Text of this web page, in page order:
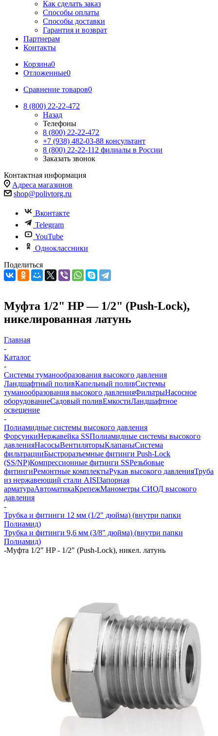
Как сделать заказ
Способы оплаты
Способы доставки
Гарантия и возврат
Партнерам
Контакты
Корзина0
Отложенные0
Сравнение товаров0
8 (800) 22-22-472
Назад
Телефоны
8 (800) 22-22-472
+7 (938) 482-03-88 консультант
8 (800) 22-22-112 филиалы в России
Заказать звонок
Контактная информация
Адреса магазинов
shop@polivtorg.ru
Вконтакте
Telegram
YouTube
Одноклассники
Поделиться
Муфта 1/2" HP — 1/2" (Push-Lock),
никелированная латунь
Главная
-
Каталог
-
Системы туманообразования высокого давления
Ландшафтный поливКапельный поливСистемы
туманообразования высокого давленияФильтрыНасосное
оборудованиеСадовый поливЕмкостиЛандшафтное
освещение
-
Полиамидные системы высокого давления
ФорсункиНержавейка SSПолиамидные системы высокого
давленияНасосыВентиляторыКлапаныСистема
фильтрацииБыстроразъемные фитинги Push-Lock
(SS/NP)Компрессионные фитинги SSРезьбовые
фитингиРемонтные комплектыРукав высокого давленияТруба
из нержавеющий стали AISIЗапорная
арматураАвтоматикаКрепежМанометры СИОД высокого
давления
-
Трубка и фитинги 12 мм (1/2" дюйма) (внутри папки
Полиамид)
Трубка и фитинги 9,6 мм (3/8" дюйма) (внутри папки
Полиамид)
-Муфта 1/2" HP - 1/2" (Push-Lock), никел. латунь